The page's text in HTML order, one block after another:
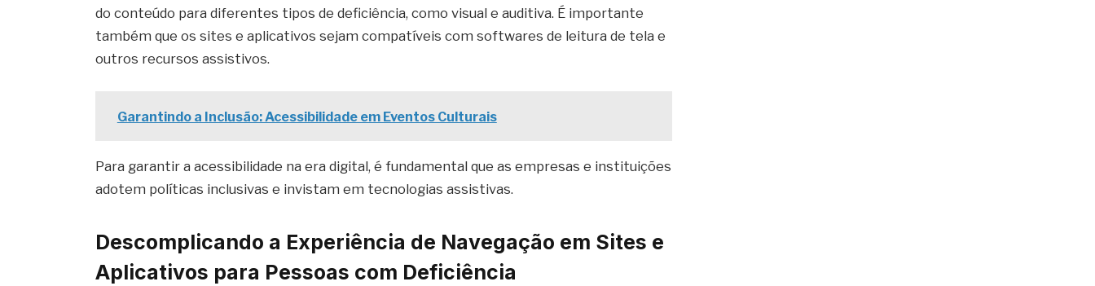
do conteúdo para diferentes tipos de deficiência, como visual e auditiva. É importante
também que os sites e aplicativos sejam compatíveis com softwares de leitura de tela e
outros recursos assistivos.
Garantindo a Inclusão: Acessibilidade em Eventos Culturais
Para garantir a acessibilidade na era digital, é fundamental que as empresas e instituições
adotem políticas inclusivas e invistam em tecnologias assistivas.
Descomplicando a Experiência de Navegação em Sites e
Aplicativos para Pessoas com Deficiência